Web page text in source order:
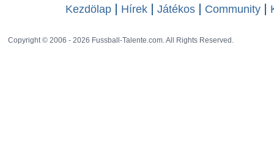
Kezdölap Hírek Játékos Community
Copyright © 2006 - 2026 Fussball-Talente.com. All Rights Reserved.